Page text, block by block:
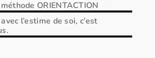
ORIENTACTION
l’estime de soi, c’est